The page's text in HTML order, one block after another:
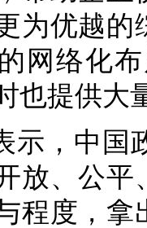
为优越的
网络化
也提供大
示，中国
放、公平
程度，拿